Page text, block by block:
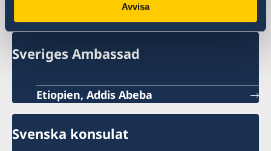
Avvisa
Sverige i Etiopien
Sveriges Ambassad
Etiopien, Addis Abeba
Svenska konsulat